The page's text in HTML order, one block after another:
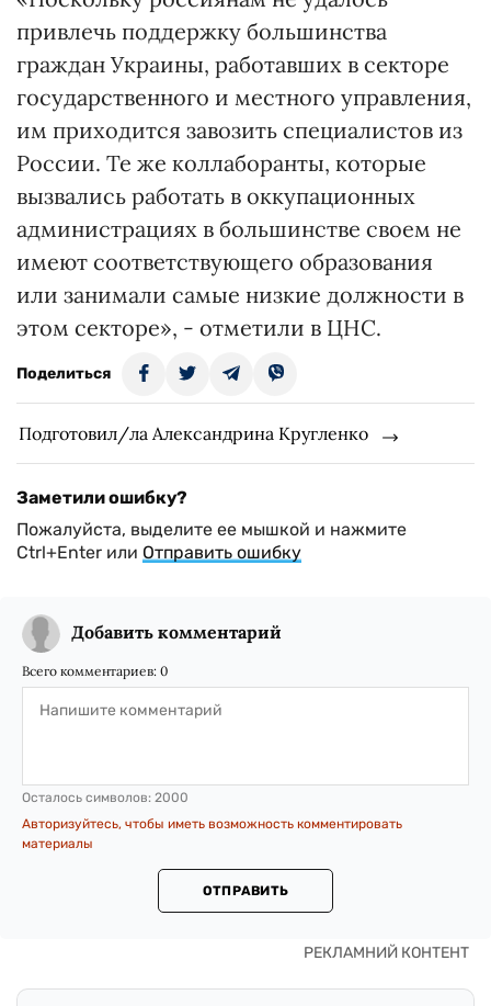
привлечь поддержку большинства
граждан Украины, работавших в секторе
государственного и местного управления,
им приходится завозить специалистов из
России. Те же коллаборанты, которые
вызвались работать в оккупационных
администрациях в большинстве своем не
имеют соответствующего образования
или занимали самые низкие должности в
этом секторе», - отметили в ЦНС.
Поделиться
Подготовил/ла Александрина Кругленко
Заметили ошибку?
Пожалуйста, выделите ее мышкой и нажмите
Ctrl+Enter или Отправить ошибку
Добавить комментарий
Всего комментариев: 0
Осталось символов: 2000
Авторизуйтесь, чтобы иметь возможность комментировать
материалы
ОТПРАВИТЬ